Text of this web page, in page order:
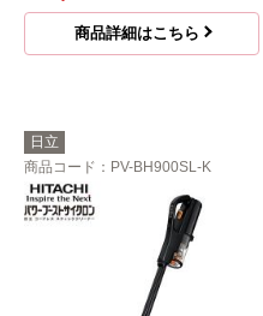
商品詳細はこちら
日立
商品コード ：PV-BH900SL-K